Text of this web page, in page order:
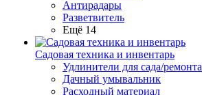
Антирадары
Разветвитель
Ещё 14
Садовая техника и инвентарь
Удлинители для сада/ремонта
Дачный умывальник
Расходный материал